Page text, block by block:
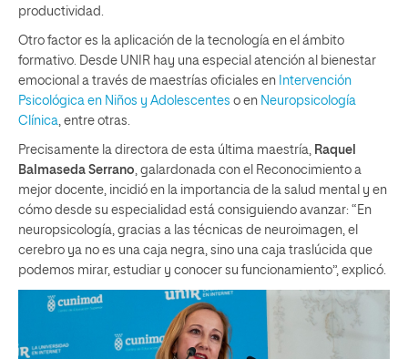
productividad.
Otro factor es la aplicación de la tecnología en el ámbito
formativo. Desde UNIR hay una especial atención al bienestar
emocional a través de maestrías oficiales en Intervención
Psicológica en Niños y Adolescentes o en Neuropsicología
Clínica, entre otras.
Precisamente la directora de esta última maestría, Raquel
Balmaseda Serrano, galardonada con el Reconocimiento a
mejor docente, incidió en la importancia de la salud mental y en
cómo desde su especialidad está consiguiendo avanzar: “En
neuropsicología, gracias a las técnicas de neuroimagen, el
cerebro ya no es una caja negra, sino una caja traslúcida que
podemos mirar, estudiar y conocer su funcionamiento”, explicó.